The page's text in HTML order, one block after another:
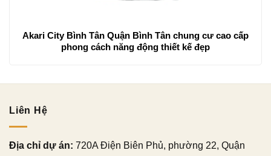
Akari City Bình Tân Quận Bình Tân chung cư cao cấp
phong cách năng động thiết kế đẹp
Liên Hệ
Địa chỉ dự án: 720A Điện Biên Phủ, phường 22, Quận